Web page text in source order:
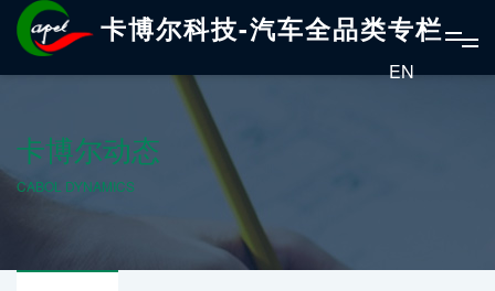
卡博尔科技-汽车全品类专栏
EN
卡博尔动态
CABOL DYNAMICS